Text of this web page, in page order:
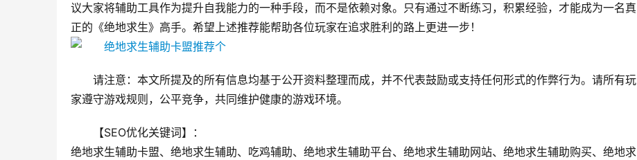
议大家将辅助工具作为提升自我能力的一种手段，而不是依赖对象。只有通过不断练习，积累经验，才能成为一名真
正的《绝地求生》高手。希望上述推荐能帮助各位玩家在追求胜利的路上更进一步！
请注意：本文所提及的所有信息均基于公开资料整理而成，并不代表鼓励或支持任何形式的作弊行为。请所有玩
家遵守游戏规则，公平竞争，共同维护健康的游戏环境。
【SEO优化关键词】：
绝地求生辅助卡盟、绝地求生辅助、吃鸡辅助、绝地求生辅助平台、绝地求生辅助网站、绝地求生辅助购买、绝地求